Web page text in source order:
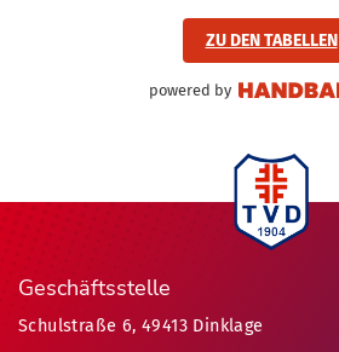
ZU DEN TABELLEN
powered by
Geschäftsstelle
Schulstraße 6, 49413 Dinklage